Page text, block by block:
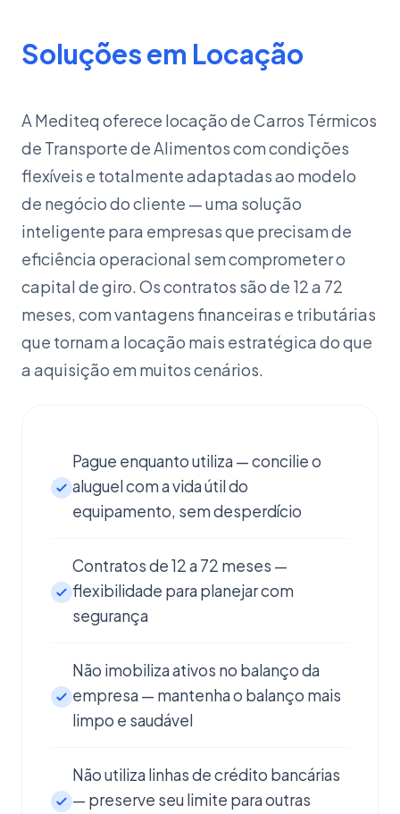
Soluções em Locação
A Mediteq oferece locação de Carros Térmicos
de Transporte de Alimentos com condições
flexíveis e totalmente adaptadas ao modelo
de negócio do cliente — uma solução
inteligente para empresas que precisam de
eficiência operacional sem comprometer o
capital de giro. Os contratos são de 12 a 72
meses, com vantagens financeiras e tributárias
que tornam a locação mais estratégica do que
a aquisição em muitos cenários.
Pague enquanto utiliza — concilie o
aluguel com a vida útil do
equipamento, sem desperdício
Contratos de 12 a 72 meses —
flexibilidade para planejar com
segurança
Não imobiliza ativos no balanço da
empresa — mantenha o balanço mais
limpo e saudável
Não utiliza linhas de crédito bancárias
— preserve seu limite para outras